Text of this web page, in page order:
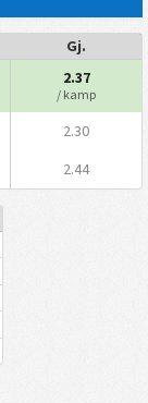
Gj.
2.37
/ kamp
2.30
2.44